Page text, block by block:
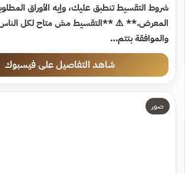
شروط التقسيط تنطبق عليك، وإيه الأوراق
المعرض.** ⚠️ **التقسيط مش متاح لكل
والموافقة بتتم…
شاهد التفاصيل على فيسبوك
صور